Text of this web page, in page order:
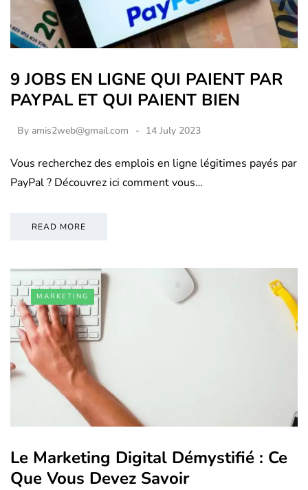
9 JOBS EN LIGNE QUI PAIENT PAR
PAYPAL ET QUI PAIENT BIEN
By amis2web@gmail.com 14 July 2023
Vous recherchez des emplois en ligne légitimes payés par
PayPal ? Découvrez ici comment vous…
READ MORE
MARKETING
Le Marketing Digital Démystifié : Ce
Que Vous Devez Savoir